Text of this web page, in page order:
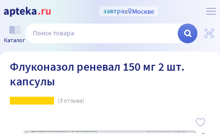
завтрав Москве
Каталог
Флуконазол реневал 150 мг 2 шт.
капсулы
(3отзыва)